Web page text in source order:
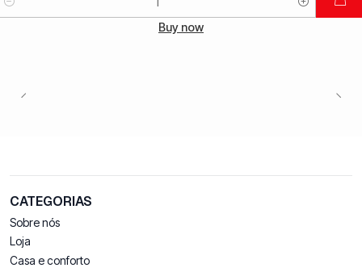
Buy now
CATEGORIAS
Sobre nós
Loja
Casa e conforto